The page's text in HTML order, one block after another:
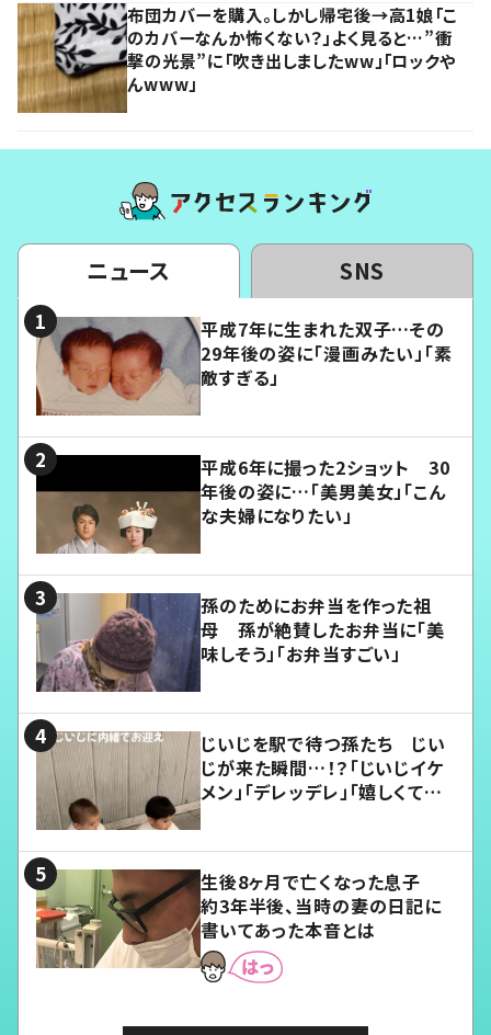
布団カバーを購入。しかし帰宅後→高1娘「こ
のカバーなんか怖くない？」よく見ると…”衝
撃の光景”に「吹き出しましたww」「ロックや
んwww」
ニュース SNS
平成7年に生まれた双子…その
29年後の姿に「漫画みたい」「素
敵すぎる」
平成6年に撮った2ショット 30
年後の姿に…「美男美女」「こん
な夫婦になりたい」
孫のためにお弁当を作った祖
母 孫が絶賛したお弁当に「美
味しそう」「お弁当すごい」
じいじを駅で待つ孫たち じい
じが来た瞬間…！？「じいじイケ
メン」「デレッデレ」「嬉しくて可
生後8ヶ月で亡くなった息子
約3年半後、当時の妻の日記に
書いてあった本音とは